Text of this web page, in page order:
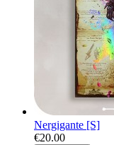
Nergigante [S]
€20.00